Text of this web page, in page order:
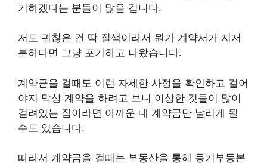
기하겠다는 분들이 많을 겁니다.
저도 귀찮은 건 딱 질색이라서 뭔가 계약서가 지저
분하다면 그냥 포기하고 나왔습니다.
계약금을 걸때도 이런 자세한 사정을 확인하고 걸어
야지 막상 계약을 하려고 보니 이상한 것들이 많이
걸려있는 집이라면 아까운 내 계약금만 날리게 될
수도 있습니다.
따라서 계약금을 걸때는 부동산을 통해 등기부등본